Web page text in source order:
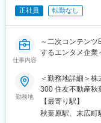
り拓いていく熱意
の経験有無にかか
■ポジションの魅
マネージャーの
結するため、大き
◎急成長IPへの参
正社員 転勤なし
仕事内容
～二次コンテン
するエンタメ企業
※株式会社viviON
きます。
タレントマネー
最大化と組織の成
勤務地
＜勤務地詳細＞
300 住友不動産秋
変更の範囲：会社
【最寄り駅】
秋葉原駅、末広町